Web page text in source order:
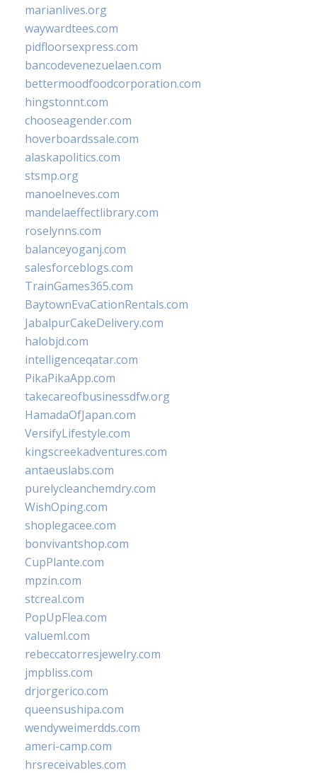
marianlives.org
waywardtees.com
pidfloorsexpress.com
bancodevenezuelaen.com
bettermoodfoodcorporation.com
hingstonnt.com
chooseagender.com
hoverboardssale.com
alaskapolitics.com
stsmp.org
manoelneves.com
mandelaeffectlibrary.com
roselynns.com
balanceyoganj.com
salesforceblogs.com
TrainGames365.com
BaytownEvaCationRentals.com
JabalpurCakeDelivery.com
halobjd.com
intelligenceqatar.com
PikaPikaApp.com
takecareofbusinessdfw.org
HamadaOfJapan.com
VersifyLifestyle.com
kingscreekadventures.com
antaeuslabs.com
purelycleanchemdry.com
WishOping.com
shoplegacee.com
bonvivantshop.com
CupPlante.com
mpzin.com
stcreal.com
PopUpFlea.com
valueml.com
rebeccatorresjewelry.com
jmpbliss.com
drjorgerico.com
queensushipa.com
wendyweimerdds.com
ameri-camp.com
hrsreceivables.com